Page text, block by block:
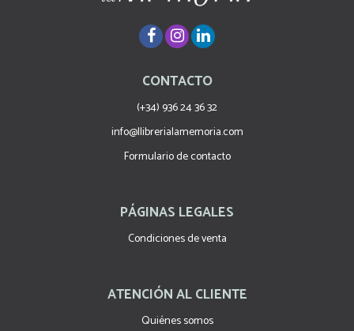
CONTACTO
(+34) 936 24 36 32
info@llibrerialamemoria.com
Formulario de contacto
PÁGINAS LEGALES
Condiciones de venta
ATENCIÓN AL CLIENTE
Quiénes somos